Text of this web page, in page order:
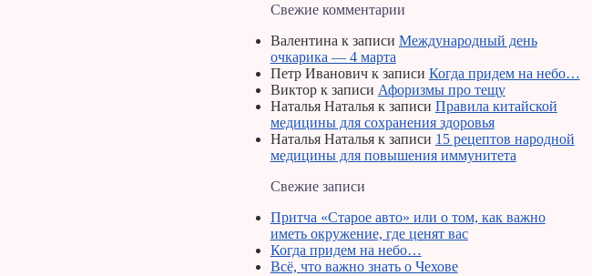
Свежие комментарии
Валентина к записи Международный день
очкарика — 4 марта
Петр Ивановичк записи Когда придем на небо…
Викторк записи Афоризмы про тещу
Наталья Натальяк записи Правила китайской
медицины для сохранения здоровья
Наталья Натальяк записи 15 рецептов народной
медицины для повышения иммунитета
Свежие записи
Притча «Старое авто» или о том, как важно
иметь окружение, где ценят вас
Когда придем на небо…
Всё, что важно знать о Чехове